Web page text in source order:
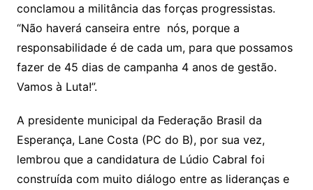
conclamou a militância das forças progressistas.
“Não haverá canseira entre nós, porque a
responsabilidade é de cada um, para que possamos
fazer de 45 dias de campanha 4 anos de gestão.
Vamos à Luta!”.
A presidente municipal da Federação Brasil da
Esperança, Lane Costa (PC do B), por sua vez,
lembrou que a candidatura de Lúdio Cabral foi
construída com muito diálogo entre as lideranças e